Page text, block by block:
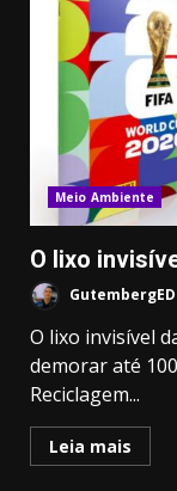
Meio Ambiente
O lixo
O lixo invisível
demorar até
Reciclagem...
Leia mais